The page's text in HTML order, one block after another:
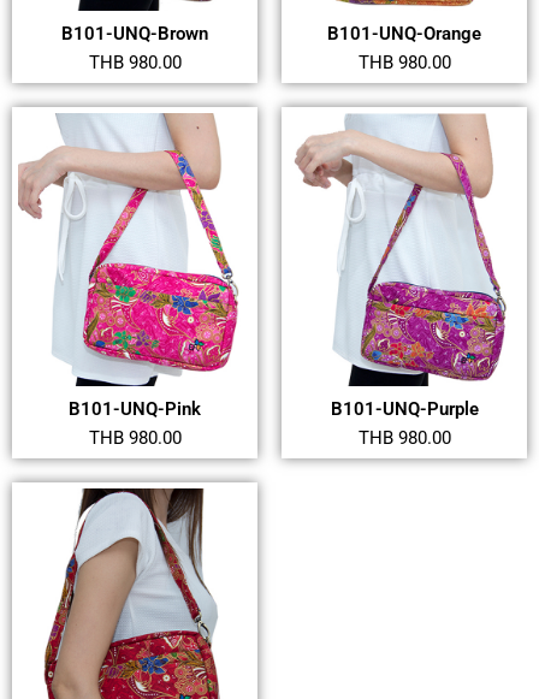
B101-UNQ-Brown
THB 980.00
B101-UNQ-Orange
THB 980.00
B101-UNQ-Pink
THB 980.00
B101-UNQ-Purple
THB 980.00